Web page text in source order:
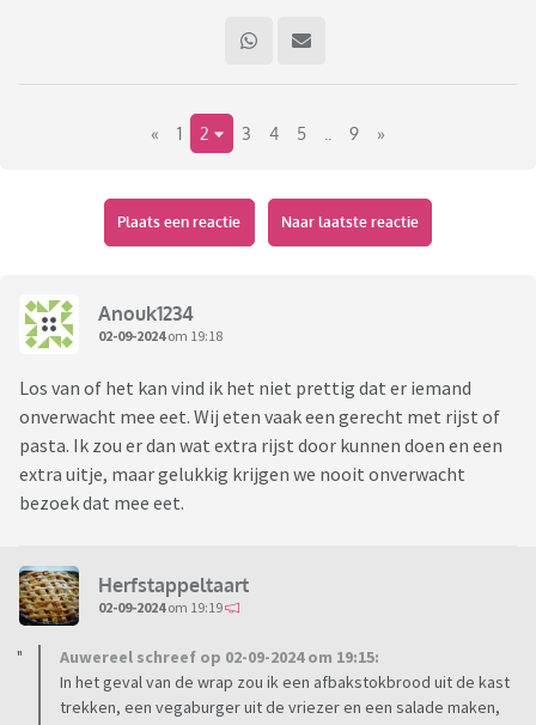
niet weten hoe ik dat moet doen zonder steeds eten weg te
moeten gooien. En dat wil ik dus niet. Ja ik kan ook rijst,
couscous of aardappels bij koken of bakken, maar
bloemkool bijvoorbeeld of gehakt heb ik niet onverwacht
middag voor zodat het alleen nog in de oven moet, of warm
gemaakt. Ik vraag me serieus af hoe mensen dat doen:
'iedereen kan aanschuiven'.....
« 1 2 3 4 5 9 »
Plaats een reactie Naar laatste reactie
Anouk1234
02-09-2024om 19:18
Los van of het kan vind ik het niet prettig dat er iemand
onverwacht mee eet. Wij eten vaak een gerecht met rijst of
pasta. Ik zou er dan wat extra rijst door kunnen doen en een
extra uitje, maar gelukkig krijgen we nooit onverwacht
bezoek dat mee eet.
Herfstappeltaart
02-09-2024om 19:19
Auwereel schreef op 02-09-2024 om 19:15:
In het geval van de wrap zou ik een afbakstokbrood uit de kast
trekken, een vegaburger uit de vriezer en een salade maken,